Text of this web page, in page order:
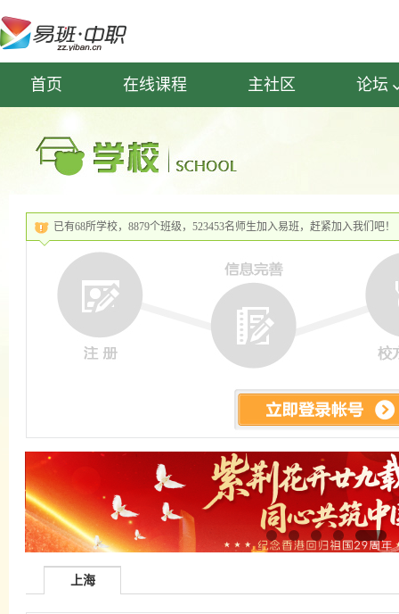
首页 在线课程 主社区 论坛
已有68所学校，8879个班级，523453名师生加入易班，赶紧加入我们吧！
◆
◆
上海